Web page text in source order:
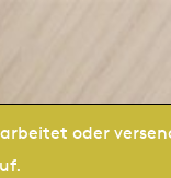
oder